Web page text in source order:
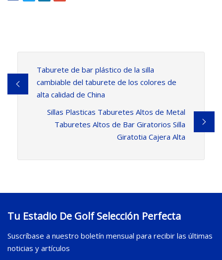
Taburete de bar plástico de la silla
cambiable del taburete de los colores de
alta calidad de China
Sillas Plasticas Taburetes Altos de Metal
Taburetes Altos de Bar Giratorios Silla
Giratotia Cajera Alta
Tu Estadio De Golf Selección Perfecta
Suscríbase a nuestro boletín mensual para recibir las últimas
noticias y artículos